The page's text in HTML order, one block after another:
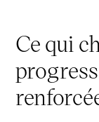
Ce qui